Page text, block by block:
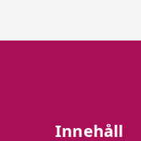
Innehåll